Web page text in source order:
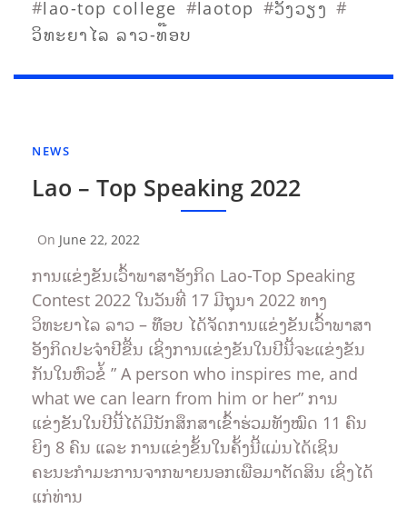
#lao-top college #laotop #ວັງວຽງ #
ວິທະຍາໄລ ລາວ-ທ໊ອບ
NEWS
Lao – Top Speaking 2022
By
Tonsakhone
On June 22, 2022
ການແຂ່ງຂັນເວົ້າພາສາອັງກິດ Lao-Top Speaking
Contest 2022 ໃນວັນທີ່ 17 ມີຖຸນາ 2022 ທາງ
ວິທະຍາໄລ ລາວ – ທ໊ອບ ໄດ້ຈັດການແຂ່ງຂັນເວົ້າພາສາ
ອັງກິດປະຈຳປີຂື້ນ ເຊິ່ງການແຂ່ງຂັນໃນປີນີ້ຈະແຂ່ງຂັນ
ກັນໃນຫົວຂໍ້ ” A person who inspires me, and
what we can learn from him or her” ການ
ແຂ່ງຂັນໃນປີນີ້ໄດ້ມີນັກສຶກສາເຂົ້າຮ່ວມທັງໝົດ 11 ຄົນ
ຍິງ 8 ຄົນ ແລະ ການແຂ່ງຂັ້ນໃນຄັ້ງນີ້ແມ່ນໄດ້ເຊິນ
ຄະນະກຳມະການຈາກພາຍນອກເພືອມາຕັດສິນ ເຊິ່ງໄດ້
ແກ່ທ່ານ